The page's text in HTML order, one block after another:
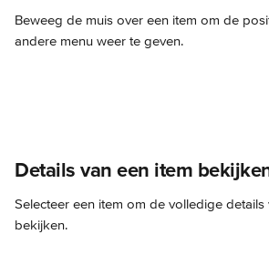
Beweeg de muis over een item om de
andere menu weer te geven.
Details van een item
Selecteer een item om de volledige
bekijken.